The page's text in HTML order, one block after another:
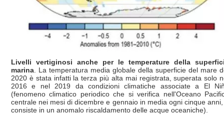
Livelli vertiginosi anche per le temperature della
marina . La temperatura media globale della superficie del mare
2020 è stata infatti la terza più alta mai registrata, superata solo
2016 e nel 2019 da condizioni climatiche associate a El
(fenomeno climatico periodico che si verifica nell'Oceano
centrale nei mesi di dicembre e gennaio in media ogni cinque
consiste in un anomalo riscaldamento delle acque oceaniche).